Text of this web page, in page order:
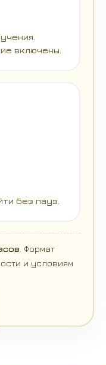
включены.
без пауз.
. Формат
и условиям